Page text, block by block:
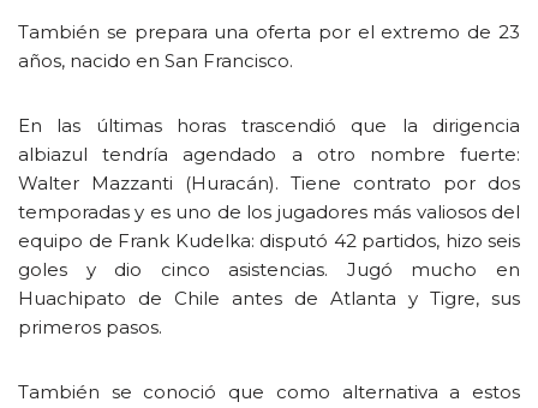
También se prepara una oferta por el extremo de 23
años, nacido en San Francisco.
En las últimas horas trascendió que la dirigencia
albiazul tendría agendado a otro nombre fuerte:
Walter Mazzanti (Huracán). Tiene contrato por dos
temporadas y es uno de los jugadores más valiosos del
equipo de Frank Kudelka: disputó 42 partidos, hizo seis
goles y dio cinco asistencias. Jugó mucho en
Huachipato de Chile antes de Atlanta y Tigre, sus
primeros pasos.
También se conoció que como alternativa a estos